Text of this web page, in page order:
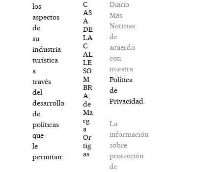
los
aspectos
de
su
industria
turística
a
través
del
desarrollo
de
políticas
que
le
permitan:
C
AS
A
DE
LA
C
AL
LE
SO
M
BR
A,
de
Ma
rg
a
Or
tig
as
Diario
Mas
Noticias
de
acuerdo
con
nuestra
Política
de
Privacidad
La
información
sobre
protección
de